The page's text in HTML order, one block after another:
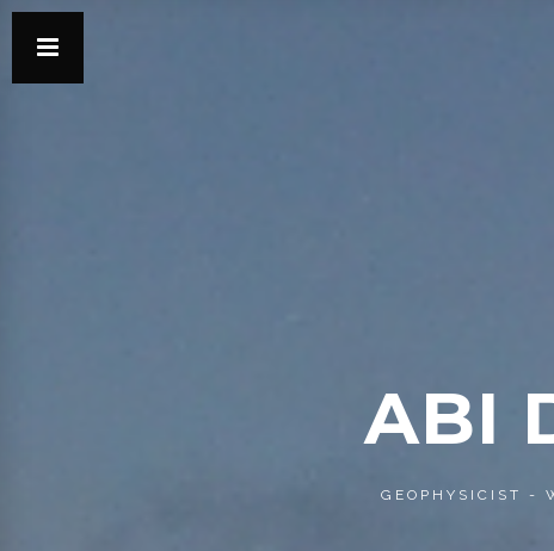
ABI
GEOPHYSICIST -